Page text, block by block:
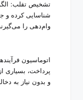
تشخیص تقلب:
شناسایی کرده و
وام‌دهی را
اتوماسیون
پرداخت، بسیاری
و بدون نیاز به